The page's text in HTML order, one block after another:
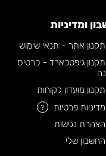
ומדיניות
תקנון אתר – תנאי שימוש
תקנון גיפטכארד – כרטיס
תקנון מועדון לקוחות
מדיניות פרטיות
?
הצהרת נגישות
החשבון שלי